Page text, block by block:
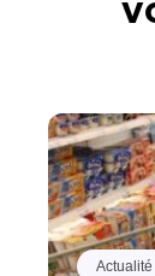
Actualité